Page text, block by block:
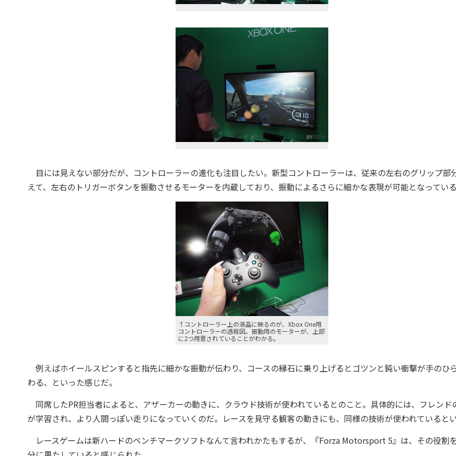
目には見えない部分だが、コントローラーの進化も注目したい。新型コントローラーは、従来の左右のグリップ部
えて、左右のトリガーボタンを振動させるモーターを内蔵しており、振動によるさらに細かな表現が可能となってい
↑コントローラー上の液晶に映るのが、Xbox One用
コントローラーの透視図。振動用のモーターが、上部
に2つ用意されていることがわかる。
例えばホイールスピンすると指先に細かな振動が伝わり、コースの縁石に乗り上げるとゴツンと鈍い衝撃が手のひ
わる、といった感じだ。
同席したPR担当者によると、アザーカーの動きに、クラウド技術が使われているとのこと。具体的には、フレンド
が学習され、より人間っぽい走りになっていくのだ。レースを見守る観客の動きにも、同様の技術が使われていると
レースゲームは新ハードのベンチマークソフトなんて言われかたもするが、『Forza Motorsport 5』は、その役割